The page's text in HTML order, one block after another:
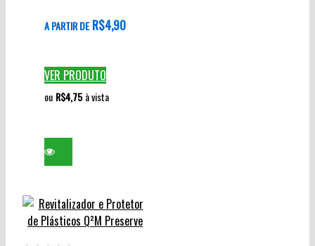
A PARTIR DE R$4,90
VER PRODUTO
várias
opções
podem
ser
na
página
ou R$4,75 à vista